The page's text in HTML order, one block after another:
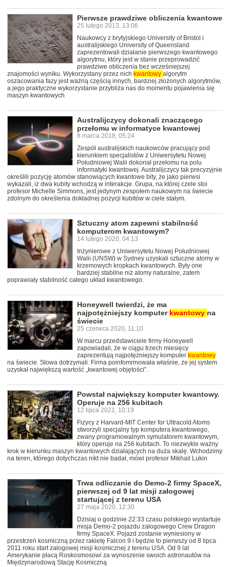
Pierwsze prawdziwe obliczenia kwantowe
25 lutego 2013, 13:06
Naukowcy z brytyjskiego University of Bristol i
australijskiego University of Queensland
zaprezentowali działanie pierwszego kwantowego
algorytmu, który jest w stanie przeprowadzić
prawdziwe obliczenia bez wcześniejszej
znajomości wyniku. Wykorzystany przez nich kwantowy algorytm
oszacowania fazy jest ważną częścią innych, bardziej złożonych algorytmów,
a jego praktyczne wykorzystanie przybliża nas do momentu pojawienia się
maszyn kwantowych
Australijczycy dokonali znaczącego
przełomu w informatyce kwantowej
8 marca 2018, 05:24
Zespół australijskich naukowców pracujący pod
kierunkiem specjalistów z Uniwersytetu Nowej
Południowej Walii dokonał przełomu na polu
informatyki kwantowej. Australijczycy tak precyzyjnie
określili pozycję atomów stanowiących kwantowe bity, że jako pierwsi
wykazali, iż dwa kubity wchodzą w interakcje. Grupa, na której czele stoi
profesor Michelle Simmons, jest jedynym zespołem naukowym na świecie
zdolnym do określenia dokładnej pozycji kubitów w ciele stałym.
Sztuczny atom zapewni stabilność
komputerom kwantowym?
14 lutego 2020, 04:13
Inżynierowe z Uniwersytetu Nowej Południowej
Walii (UNSW) w Sydney uzyskali sztuczne atomy w
krzemowych kropkach kwantowych. Były one
bardziej stabilne niż atomy naturalne, zatem
poprawiały stabilność całego układ kwantowego.
Honeywell twierdzi, że ma
najpotężniejszy komputer kwantowy na
świecie
25 czerwca 2020, 11:10
W marcu przedstawiciele firmy Honeywell
zapowiadali, że w ciągu trzech miesięcy
zaprezentują najpotężniejszy komputer kwantowy
na świecie. Słowa dotrzymali. Firma poinfomrmowała właśnie, że jej system
uzyskał największą wartość „kwantowej objętości”.
Powstał największy komputer kwantowy.
Operuje na 256 kubitach
12 lipca 2021, 10:19
Fizycy z Harvard-MIT Center for Ultracold Atoms
stworzyli specjalny typ komputera kwantowego,
zwany programowalnym symulatorem kwantowym,
który operuje na 256 kubitach. To niezwykle ważny
krok w kierunku maszyn kwantowych działających na duża skalę. Wchodzimy
na teren, którego dotychczas nikt nie badał, mówi profesor Mikhail Lukin
Trwa odliczanie do Demo-2 firmy SpaceX,
pierwszej od 9 lat misji załogowej
startującej z terenu USA
27 maja 2020, 12:30
Dzisiaj o godzinie 22:33 czasu polskiego wystartuje
misja Demo-2 pojazdu załogowego Crew Dragon
firmy SpaceX. Pojazd zostanie wyniesiony w
przestrzeń kosmiczną przez rakietę Falcon 9 i będzie to pierwszy od 8 lipca
2011 roku start załogowej misji kosmicznej z terenu USA. Od 9 lat
Amerykanie płacą Roskosmosowi za wynoszenie swoich astronautów na
Międzynarodową Stację Kosmiczną